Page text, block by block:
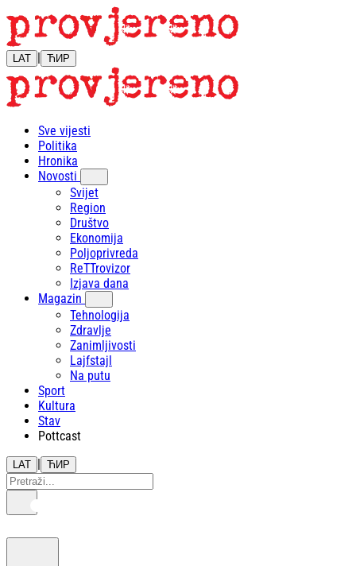
LAT | ЋИР
Sve vijesti
Politika
Hronika
Novosti
Svijet
Region
Društvo
Ekonomija
Poljoprivreda
ReTTrovizor
Izjava dana
Magazin
Tehnologija
Zdravlje
Zanimljivosti
Lajfstajl
Na putu
Sport
Kultura
Stav
Pottcast
LAT | ЋИР